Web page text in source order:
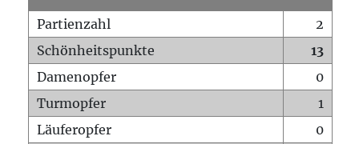
Partienzahl
2
Schönheitspunkte
13
Damenopfer
0
Turmopfer
1
Läuferopfer
0